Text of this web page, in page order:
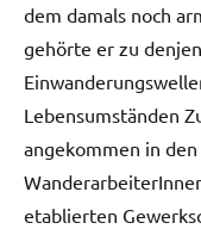
dem damals noch
gehörte er zu
Lebensumständen
angekommen in
etablierten